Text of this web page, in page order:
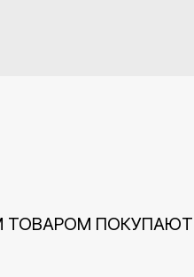
ТОВАРОМ ПОКУПАЮТ